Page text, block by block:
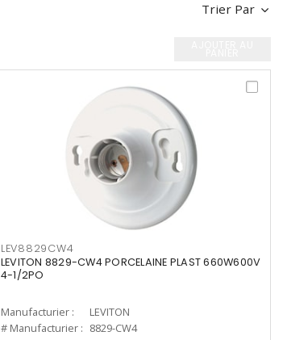
Trier Par
LEV8829CW4
LEVITON 8829-CW4 PORCELAINE PLAST 660W600V
4-1/2PO
Manufacturier :
LEVITON
# Manufacturier : 8829-CW4